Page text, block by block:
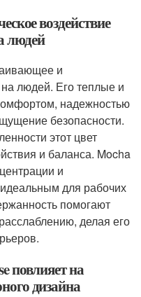
воздействие
людей
и
людей. Его теплые и
надежностью
безопасности.
этот цвет
и баланса. Mocha
и
идеальным для рабочих
помогают
делая его
повлияет на
дизайна